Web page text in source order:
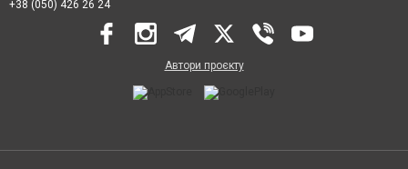
+38 (050) 426 26 24
Автори проєкту